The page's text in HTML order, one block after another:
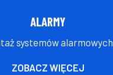
ALARMY
systemów alarmowych
ZOBACZ WIĘCEJ